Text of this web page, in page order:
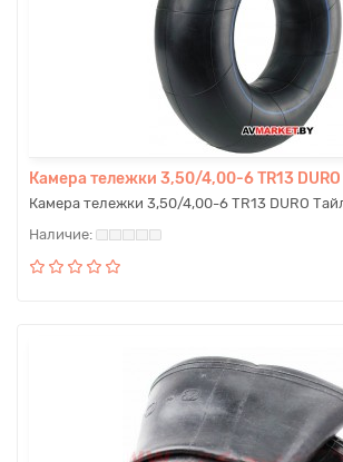
Камера тележки 3,50/4,00-6 TR13
Камера тележки 3,50/4,00-6 TR13 DURO